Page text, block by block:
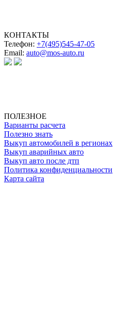
КОНТАКТЫ
Телефон: +7(495)545-47-05
Email: auto@mos-auto.ru
ПОЛЕЗНОЕ
Варианты расчета
Полезно знать
Выкуп автомобилей в регионах
Выкуп аварийных авто
Выкуп авто после дтп
Политика конфиденциальности
Карта сайта